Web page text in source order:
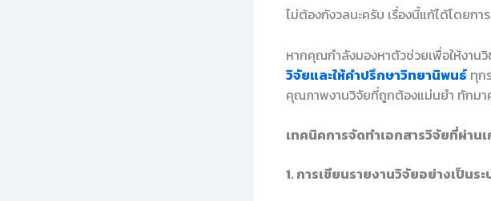
ไม่ต้องกังวลนะครับ เรื่องนี้แก้ได้โดยกา
หากคุณกำลังมองหาตัวช่วยเพื่อให้งาน
วิจัยและให้คำปรึกษาวิทยานิพนธ์ ทุก
คุณภาพงานวิจัยที่ถูกต้องแม่นยำ ทักมา
เทคนิคการจัดทำเอกสารวิจัยที่ผ่าน
1. การเขียนรายงานวิจัยอย่างเป็นระ